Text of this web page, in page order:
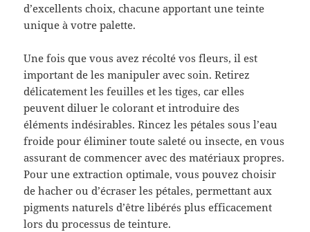
d’excellents choix, chacune apportant une teinte
unique à votre palette.
Une fois que vous avez récolté vos fleurs, il est
important de les manipuler avec soin. Retirez
délicatement les feuilles et les tiges, car elles
peuvent diluer le colorant et introduire des
éléments indésirables. Rincez les pétales sous l’eau
froide pour éliminer toute saleté ou insecte, en vous
assurant de commencer avec des matériaux propres.
Pour une extraction optimale, vous pouvez choisir
de hacher ou d’écraser les pétales, permettant aux
pigments naturels d’être libérés plus efficacement
lors du processus de teinture.